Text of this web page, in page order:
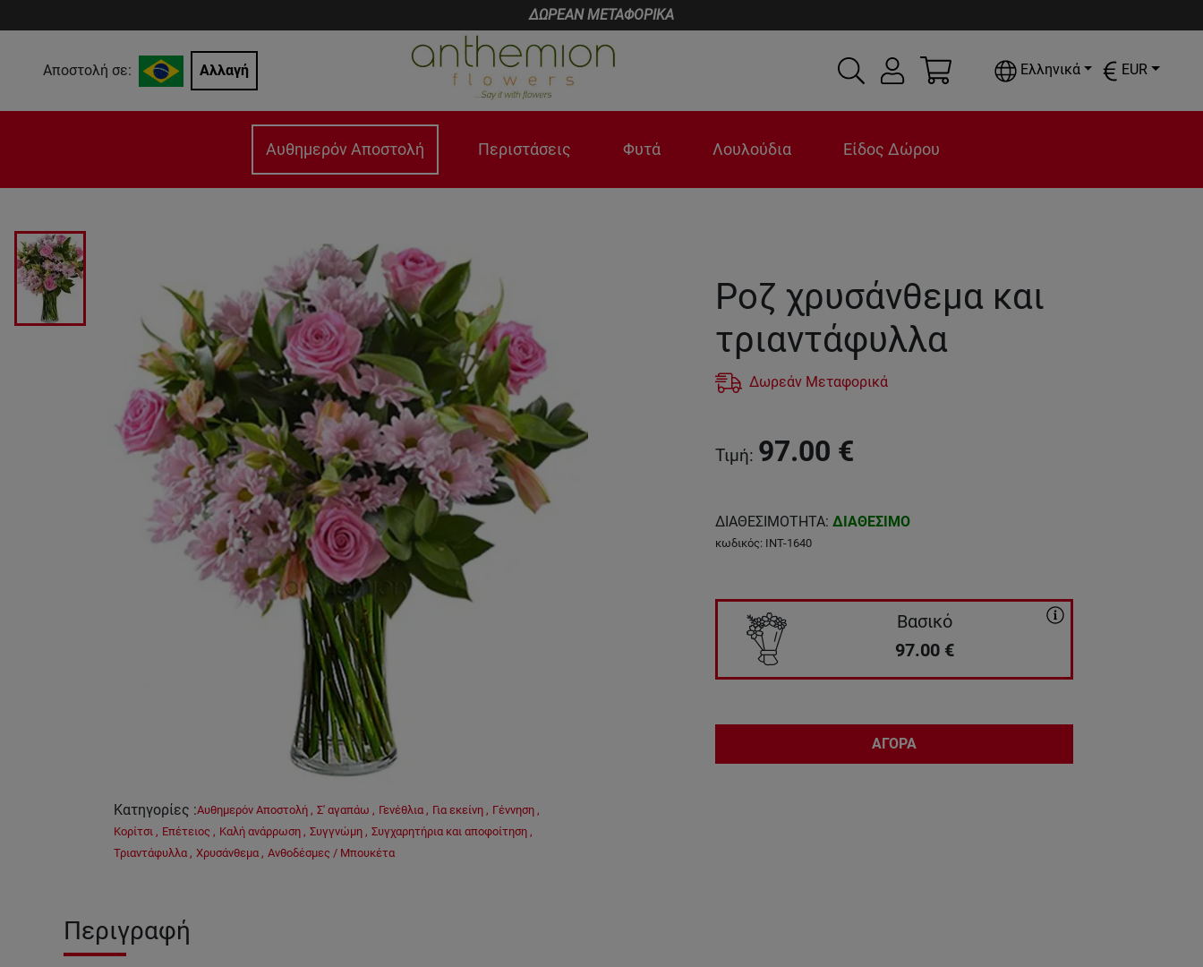
ΔΩΡΕΑΝ ΜΕΤΑΦΟΡΙΚΑ
Αποστολή σε: Αλλαγή Ελληνικά EUR
Αυθημερόν Αποστολή Περιστάσεις Φυτά Λουλούδια Είδος Δώρου
Κατηγορίες :Αυθημερόν Αποστολή , Σ' αγαπάω , Γενέθλια , Για εκείνη , Γέννηση ,
Κορίτσι , Επέτειος , Καλή ανάρρωση , Συγγνώμη , Συγχαρητήρια και αποφοίτηση ,
Τριαντάφυλλα , Χρυσάνθεμα , Ανθοδέσμες / Μπουκέτα
Περιγραφή
Ροζ χρυσάνθεμα και
τριαντάφυλλα
Δωρεάν Μεταφορικά
Τιμή: 97.00 €
ΔΙΑΘΕΣΙΜΟΤΗΤΑ: ΔΙΑΘΕΣΙΜΟ
κωδικός: INT-1640
Βασικό
97.00 €
ΑΓΟΡΑ